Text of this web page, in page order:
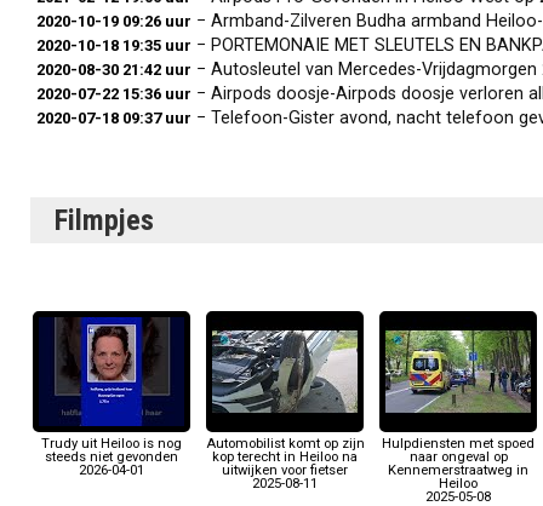
2020-10-19 09:26 uur − Armband-Zilveren Budha armband
2020-10-18 19:35 uur − PORTEMONAIE MET SLEUTELS EN BANKPASJES-
2020-08-30 21:42 uur − Autosleutel van Mercedes-Vrijdagmorgen
2020-07-22 15:36 uur − Airpods doosje-Airpods doosje verloren
2020-07-18 09:37 uur − Telefoon-Gister avond, nacht telefoon
Filmpjes
Trudy uit Heiloo is nog
steeds niet gevonden
2026-04-01
Automobilist komt op zijn
kop terecht in Heiloo na
uitwijken voor fietser
2025-08-11
Hulpdiensten met spoed
naar ongeval op
Kennemerstraatweg in
Heiloo
2025-05-08